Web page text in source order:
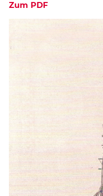
Zum PDF